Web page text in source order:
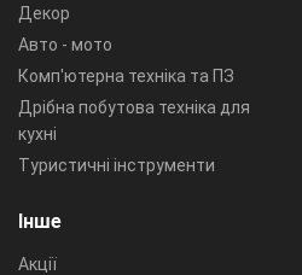
Декор
Авто - мото
Комп'ютерна техніка та ПЗ
Дрібна побутова техніка для
кухні
Туристичні інструменти
Інше
Акції